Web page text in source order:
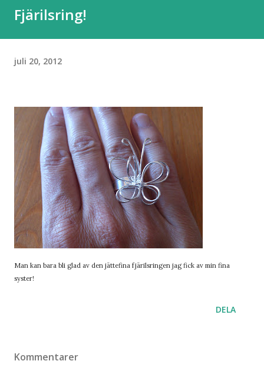
Fjärilsring!
juli 20, 2012
Man kan bara bli glad av den jättefina fjärilsringen jag fick av min fina
syster!
DELA
Kommentarer